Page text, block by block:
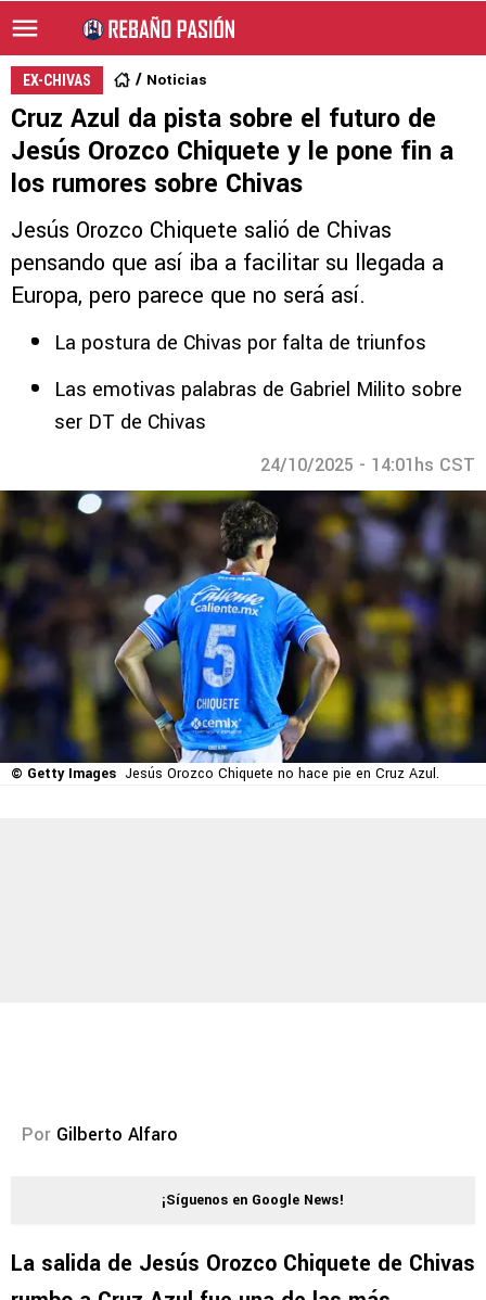
EX-CHIVAS Noticias
Cruz Azul da pista sobre el futuro de
Jesús Orozco Chiquete y le pone fin a
los rumores sobre Chivas
Jesús Orozco Chiquete salió de Chivas
pensando que así iba a facilitar su llegada a
Europa, pero parece que no será así.
La postura de Chivas por falta de triunfos
Las emotivas palabras de Gabriel Milito sobre
ser DT de Chivas
24/10/2025 - 14:01hs CST
© Getty Images Jesús Orozco Chiquete no hace pie en Cruz Azul.
Por Gilberto Alfaro
¡Síguenos en Google News!
La salida de Jesús Orozco Chiquete de Chivas